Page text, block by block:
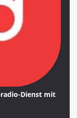
Dienst mit